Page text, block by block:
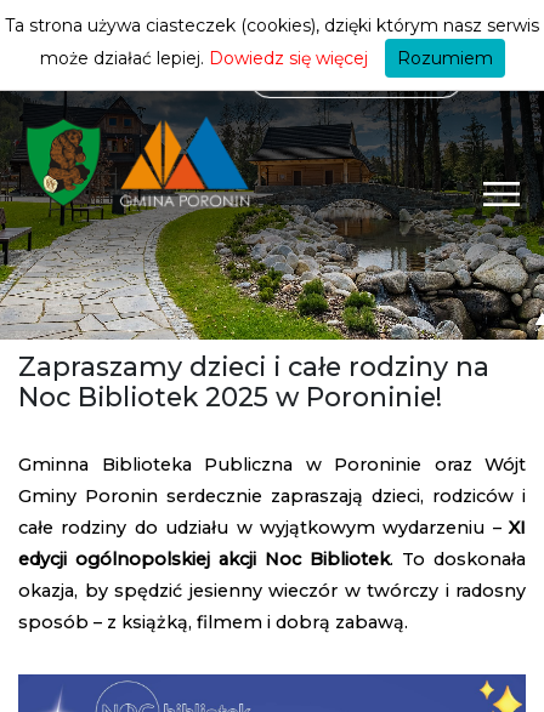
mieszkańca
Zapraszamy dzieci i całe rodziny na
Noc Bibliotek 2025 w Poroninie!
Gminna Biblioteka Publiczna w Poroninie oraz Wójt
Gminy Poronin serdecznie zapraszają dzieci, rodziców i
całe rodziny do udziału w wyjątkowym wydarzeniu –XI
edycji ogólnopolskiej akcji Noc Bibliotek. To doskonała
okazja, by spędzić jesienny wieczór w twórczy i radosny
sposób – z książką, filmem i dobrą zabawą.
Ta strona używa ciasteczek (cookies), dzięki którym nasz serwis
może działać lepiej. Dowiedz się więcej Rozumiem